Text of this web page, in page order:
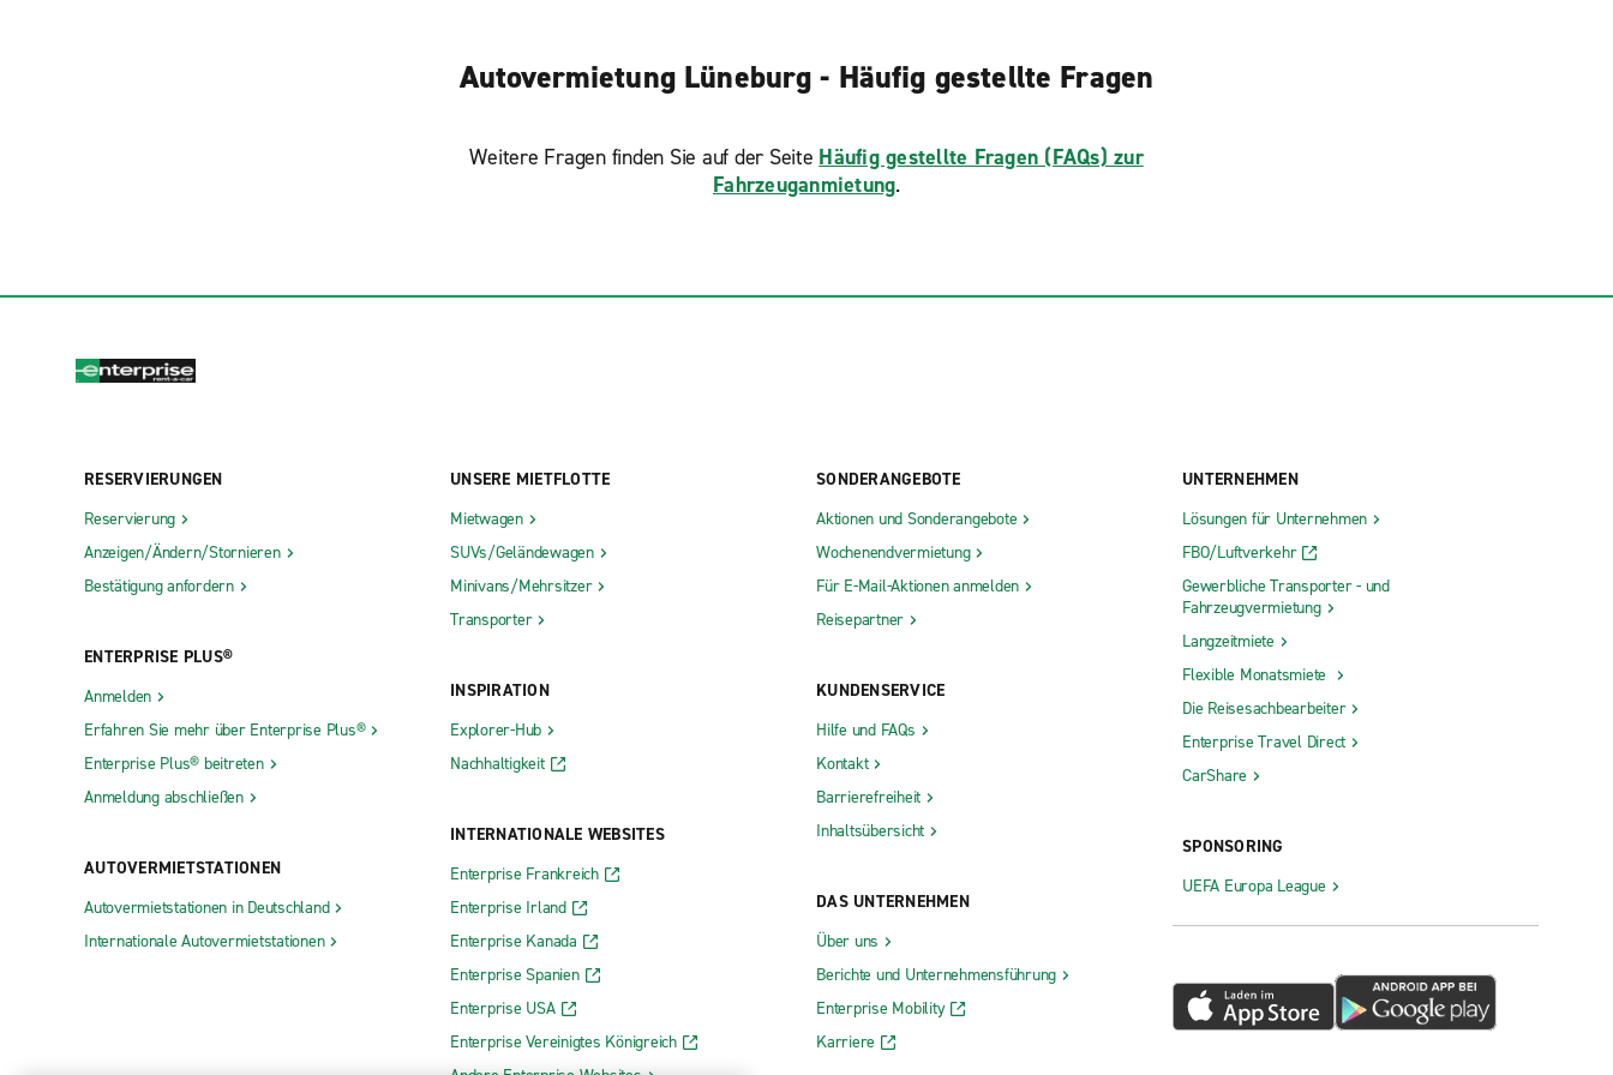
Autovermietung Lüneburg - Häufig gestellte Fragen
Weitere Fragen finden Sie auf der Seite Häufig gestellte Fragen (FAQs) zur
Fahrzeuganmietung.
RESERVIERUNGEN
Reservierung
Anzeigen/Ändern/Stornieren
Bestätigung anfordern
ENTERPRISE PLUS®
Anmelden
Erfahren Sie mehr über Enterprise Plus®
Enterprise Plus® beitreten
Anmeldung abschließen
AUTOVERMIETSTATIONEN
Autovermietstationen in Deutschland
Internationale Autovermietstationen
UNSERE MIETFLOTTE
Mietwagen
SUVs/Geländewagen
Minivans/Mehrsitzer
Transporter
INSPIRATION
Explorer-Hub
Nachhaltigkeit
INTERNATIONALE WEBSITES
Enterprise Frankreich
Enterprise Irland
Enterprise Kanada
Enterprise Spanien
Enterprise USA
Enterprise Vereinigtes Königreich
SONDERANGEBOTE
Aktionen und Sonderangebote
Wochenendvermietung
Für E-Mail-Aktionen anmelden
Reisepartner
KUNDENSERVICE
Hilfe und FAQs
Kontakt
Barrierefreiheit
Inhaltsübersicht
DAS UNTERNEHMEN
Über uns
Berichte und Unternehmensführung
Enterprise Mobility
Karriere
UNTERNEHMEN
Lösungen für Unternehmen
FBO/Luftverkehr
Gewerbliche Transporter - und
Fahrzeugvermietung
Langzeitmiete
Flexible Monatsmiete
Die Reisesachbearbeiter
Enterprise Travel Direct
CarShare
SPONSORING
UEFA Europa League